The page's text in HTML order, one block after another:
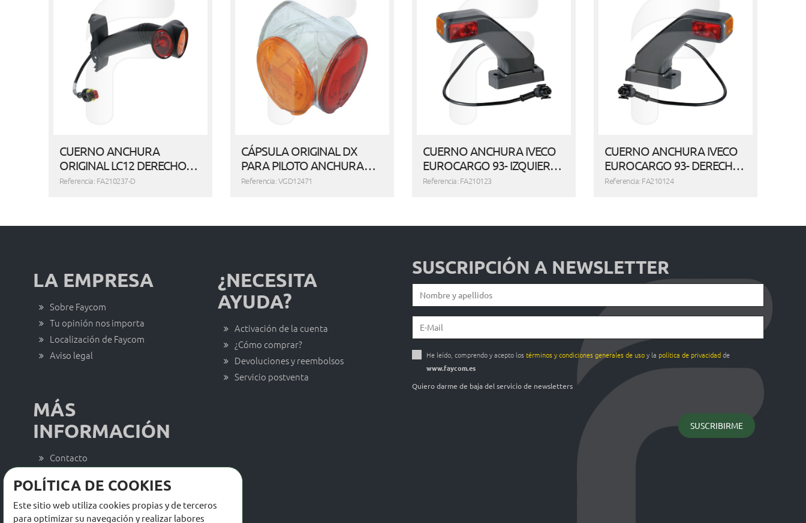
CUERNO ANCHURA
ORIGINAL LC12 DERECHO…
Referencia: FA210237-D
CÁPSULA ORIGINAL DX
PARA PILOTO ANCHURA…
Referencia: VGD12471
CUERNO ANCHURA IVECO
EUROCARGO 93- IZQUIER…
Referencia: FA210123
CUERNO ANCHURA IVECO
EUROCARGO 93- DERECH…
Referencia: FA210124
SUSCRIPCIÓN A NEWSLETTER
He leído, comprendo y acepto los términos y condiciones generales de usoy la política de privacidadde
www.faycom.es
Quiero darme de baja del servicio de newsletters
LA EMPRESA
Sobre Faycom
Tu opinión nos importa
Localización de Faycom
Aviso legal
¿NECESITA
AYUDA?
Activación de la cuenta
¿Cómo comprar?
Devoluciones y reembolsos
Servicio postventa
MÁS
INFORMACIÓN
Contacto
Actualidad Faycom
Catálogos y descargas
POLÍTICA DE COOKIES
Este sitio web utiliza cookies propias y de terceros
para optimizar su navegación y realizar labores